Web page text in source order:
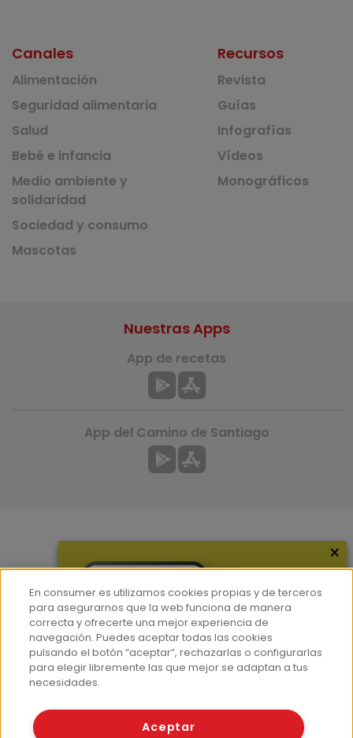
Canales
Alimentación
Seguridad alimentaria
Salud
Bebé e infancia
Medio ambiente y
solidaridad
Sociedad y consumo
Mascotas
Recursos
Revista
Guías
Infografías
Vídeos
Monográficos
Hemeroteca
Contacto
Prensa
Corpus Lingüístico Consumer
Nuestras Apps
App de recetas
App del Camino de Santiago
© Fundación EROSKI
×
En consumer.es utilizamos cookies propias y de terceros
para asegurarnos que la web funciona de manera
correcta y ofrecerte una mejor experiencia de
navegación. Puedes aceptar todas las cookies
pulsando el botón “aceptar”, rechazarlas o configurarlas
para elegir libremente las que mejor se adaptan a tus
necesidades.
Aceptar